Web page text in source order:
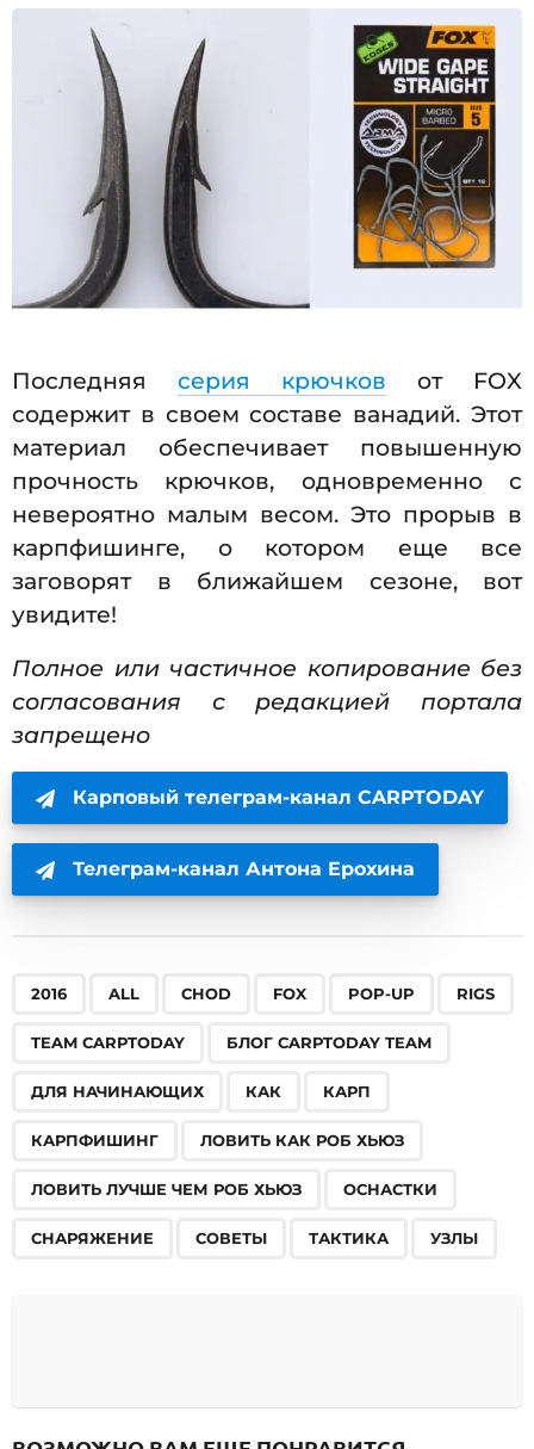
Последняя серия крючков от FOX
содержит в своем составе ванадий. Этот
материал обеспечивает повышенную
прочность крючков, одновременно с
невероятно малым весом. Это прорыв в
карпфишинге, о котором еще все
заговорят в ближайшем сезоне, вот
увидите!
Полное или частичное копирование без
согласования с редакцией портала
запрещено
Карповый телеграм-канал CARPTODAY
Телеграм-канал Антона Ерохина
2016 ALL CHOD FOX POP-UP RIGS
TEAM CARPTODAY БЛОГ CARPTODAY TEAM
ДЛЯ НАЧИНАЮЩИХ КАК КАРП
КАРПФИШИНГ ЛОВИТЬ КАК РОБ ХЬЮЗ
ЛОВИТЬ ЛУЧШЕ ЧЕМ РОБ ХЬЮЗ ОСНАСТКИ
СНАРЯЖЕНИЕ СОВЕТЫ ТАКТИКА УЗЛЫ